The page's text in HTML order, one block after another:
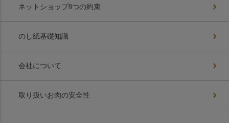
ネットショップ8つの約束
のし紙基礎知識
会社について
取り扱いお肉の安全性